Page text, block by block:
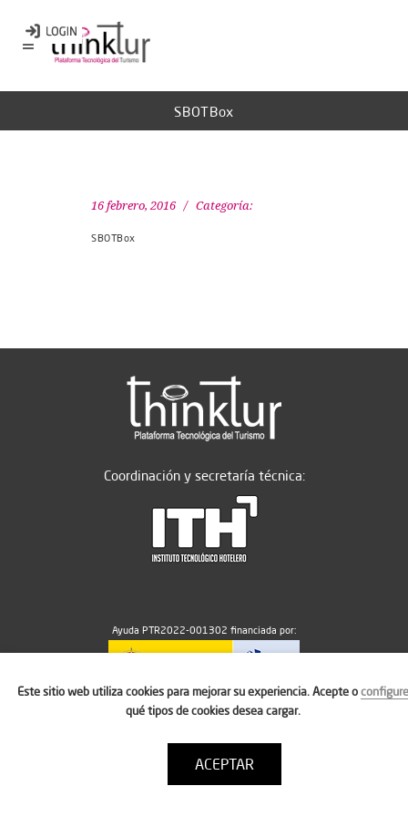
SBOTBox
16 febrero, 2016 Categoría:
SBOTBox
Coordinación y secretaría técnica:
Ayuda PTR2022-001302 financiada por:
MICIU/AEI/10.13039/501100011033
Política de cookies
Condiciones de uso
Este sitio web utiliza cookies para mejorar su experiencia. Acepte oconfigure
qué tipos de cookies desea cargar.
ACEPTAR